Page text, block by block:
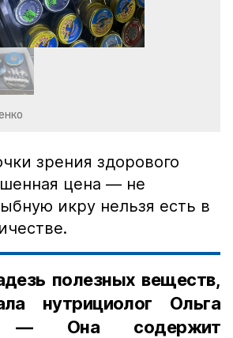
зрения здорового
цена — не
икру нельзя есть в
полезных веществ,
нутрициолог Ольга
— Она содержит